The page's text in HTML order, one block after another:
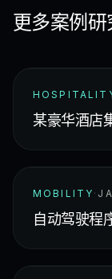
更多案例研
某豪华酒店
MOBILITY ·
自动驾驶程